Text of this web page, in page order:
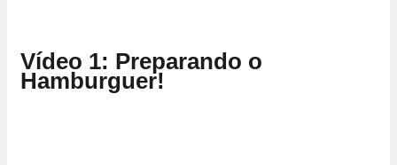
Vídeo 1: Preparando o
Hamburguer!